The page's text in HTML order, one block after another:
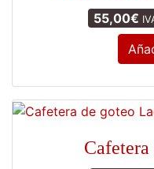
55,00€